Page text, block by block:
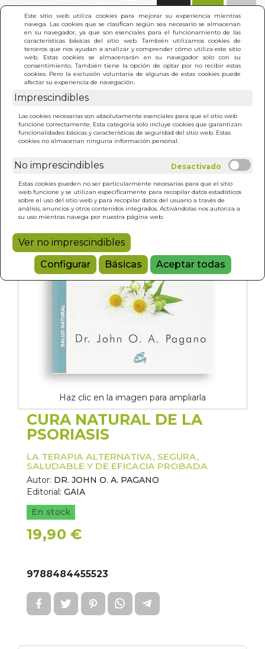
Este sitio web utiliza cookies para mejorar su experiencia mientras
navega. Las cookies que se clasifican según sea necesario se almacenan
en su navegador, ya que son esenciales para el funcionamiento de las
características básicas del sitio web. También utilizamos cookies de
terceros que nos ayudan a analizar y comprender cómo utiliza este sitio
web. Estas cookies se almacenarán en su navegador solo con su
consentimiento. También tiene la opción de optar por no recibir estas
cookies. Pero la exclusión voluntaria de algunas de estas cookies puede
afectar su experiencia de navegación.
Imprescindibles
Las cookies necesarias son absolutamente esenciales para que el sitio web
funcione correctamente. Esta categoría solo incluye cookies que garantizan
funcionalidades básicas y características de seguridad del sitio web. Estas
cookies no almacenan ninguna información personal.
No imprescindibles
Estas cookies pueden no ser particularmente necesarias para que el sitio
web funcione y se utilizan específicamente para recopilar datos estadísticos
sobre el uso del sitio web y para recopilar datos del usuario a través de
análisis, anuncios y otros contenidos integrados. Activándolas nos autoriza a
su uso mientras navega por nuestra página web.
Ver no imprescindibles
Configurar
Básicas Aceptar todas
INICIO > CURA NATURAL DE LA PSORIASIS
Haz clic en la imagen para ampliarla
CURA NATURAL DE LA
PSORIASIS
LA TERAPIA ALTERNATIVA, SEGURA,
SALUDABLE Y DE EFICACIA PROBADA
Autor: DR. JOHN O. A. PAGANO
Editorial: GAIA
En stock
19,90 €
9788484455523